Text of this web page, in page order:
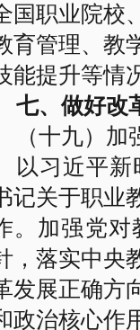
国职业院校
育管理、教
能提升等情
七、做好改
（十九）
以习近平
记关于职业
。加强党对
，落实中央
发展正确方
政治核心作